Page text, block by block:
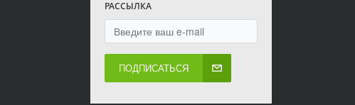
РАССЫЛКА
ПОДПИСАТЬСЯ